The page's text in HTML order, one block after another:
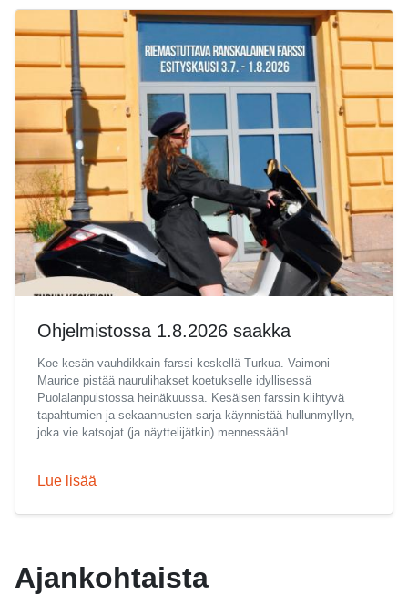
Ajankohtaista
Ohjelmistossa 1.8.2026 saakka
Koe kesän vauhdikkain farssi keskellä Turkua. Vaimoni
Maurice pistää naurulihakset koetukselle idyllisessä
Puolalanpuistossa heinäkuussa. Kesäisen farssin kiihtyvä
tapahtumien ja sekaannusten sarja käynnistää hullunmyllyn,
joka vie katsojat (ja näyttelijätkin) mennessään!
Lue lisää